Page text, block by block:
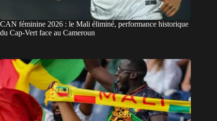
CAN féminine 2026 : le Mali éliminé, performance historique
du Cap-Vert face au Cameroun